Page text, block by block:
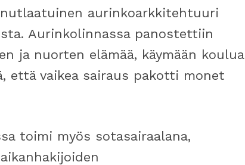
aurinkoarkkitehtuuri
Aurinkolinnassa panostettiin
ja nuorten elämää, käymään koulua
että vaikea sairaus pakotti monet
toimi myös sotasairaalana,